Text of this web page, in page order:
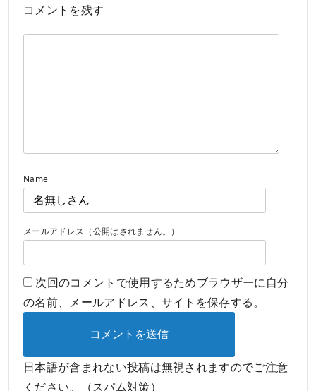
コメントを残す
Name
メールアドレス（公開はされません。）
次回のコメントで使用するためブラウザーに自分
の名前、メールアドレス、サイトを保存する。
日本語が含まれない投稿は無視されますのでご注意
ください。（スパム対策）